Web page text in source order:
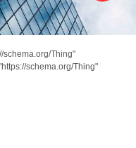
schema.org/Thing"
schema.org/Thing"